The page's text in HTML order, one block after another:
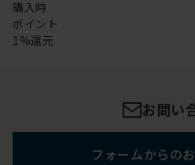
購入時
ポイント
1%還元
お問い
フォームからの